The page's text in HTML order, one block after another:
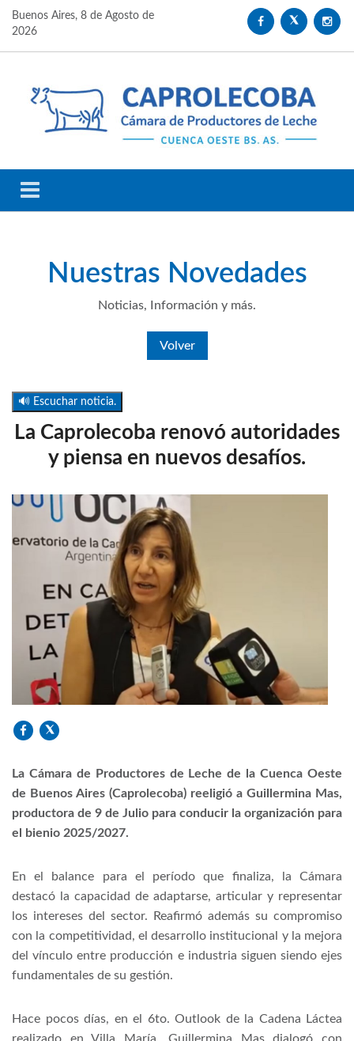
Buenos Aires, 8 de Agosto de
2026
Nuestras Novedades
Noticias, Información y más.
Volver
🔊 Escuchar noticia.
La Caprolecoba renovó autoridades
y piensa en nuevos desafíos.
La Cámara de Productores de Leche de la Cuenca Oeste
de Buenos Aires (Caprolecoba) reeligió a Guillermina Mas,
productora de 9 de Julio para conducir la organización para
el bienio 2025/2027.
En el balance para el período que finaliza, la Cámara
destacó la capacidad de adaptarse, articular y representar
los intereses del sector. Reafirmó además su compromiso
con la competitividad, el desarrollo institucional y la mejora
del vínculo entre producción e industria siguen siendo ejes
fundamentales de su gestión.
Hace pocos días, en el 6to. Outlook de la Cadena Láctea